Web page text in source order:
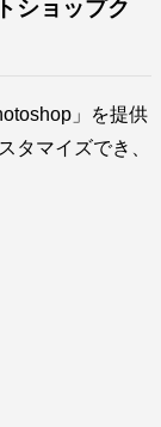
ショップク
」を提供
タマイズでき、